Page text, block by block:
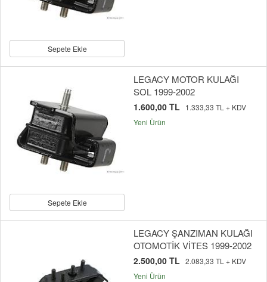
Sepete Ekle
Sepete Ekle
LEGACY MOTOR KULAĞI
SOL 1999-2002
1.600,00 TL
1.333,33 TL + KDV
Yeni Ürün
LEGACY ŞANZIMAN KULAĞI
OTOMOTİK VİTES 1999-2002
2.500,00 TL 2.083,33 TL + KDV
Yeni Ürün